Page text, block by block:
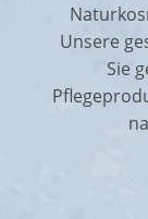
Unsere
Sie